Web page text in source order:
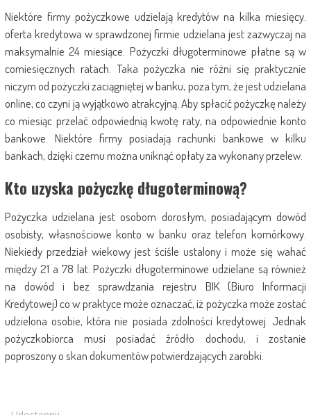
Niektóre firmy pożyczkowe udzielają kredytów na kilka miesięcy.
oferta kredytowa w sprawdzonej firmie udzielana jest zazwyczaj na
maksymalnie 24 miesiące. Pożyczki długoterminowe płatne są w
comiesięcznych ratach. Taka pożyczka nie różni się praktycznie
niczym od pożyczki zaciągniętej w banku, poza tym, że jest udzielana
online, co czyni ją wyjątkowo atrakcyjną. Aby spłacić pożyczkę należy
co miesiąc przelać odpowiednią kwotę raty, na odpowiednie konto
bankowe. Niektóre firmy posiadają rachunki bankowe w kilku
bankach, dzięki czemu można uniknąć opłaty za wykonany przelew.
Kto uzyska pożyczkę długoterminową?
Pożyczka udzielana jest osobom dorosłym, posiadającym dowód
osobisty, własnościowe konto w banku oraz telefon komórkowy.
Niekiedy przedział wiekowy jest ściśle ustalony i może się wahać
między 21 a 78 lat. Pożyczki długoterminowe udzielane są również
na dowód i bez sprawdzania rejestru BIK (Biuro Informacji
Kredytowej) co w praktyce może oznaczać, iż pożyczka może zostać
udzielona osobie, która nie posiada zdolności kredytowej. Jednak
pożyczkobiorca musi posiadać źródło dochodu, i zostanie
poproszony o skan dokumentów potwierdzających zarobki.